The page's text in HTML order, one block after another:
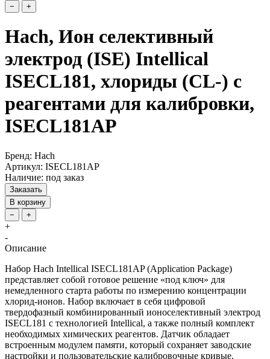
− +
Hach, Ион селективный
электрод (ISE) Intellical
ISECL181, хлориды (CL-) с
реагентами для калибровки,
ISECL181AP
Бренд: Hach
Артикул: ISECL181AP
Наличие: под заказ
Заказать
В корзину
−
+
+
-
Описание
Набор Hach Intellical ISECL181AP (Application Package)
представляет собой готовое решение «под ключ» для
немедленного старта работы по измерению концентрации
хлорид-ионов. Набор включает в себя цифровой
твердофазный комбинированный ионоселективный электрод
ISECL181 с технологией Intellical, а также полный комплект
необходимых химических реагентов. Датчик обладает
встроенным модулем памяти, который сохраняет заводские
настройки и пользовательские калибровочные кривые.